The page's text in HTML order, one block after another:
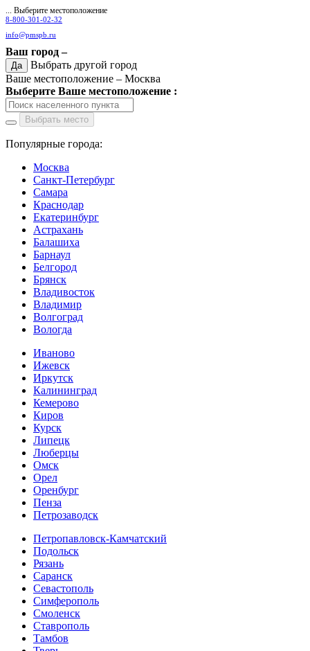
... Выберите местоположение
8-800-301-02-32
info@pmspb.ru
Ваш город –
Да
Выбрать другой город
Ваше местоположение – Москва
Выберите Ваше местоположение :
Выбрать место
Популярные города:
Москва
Санкт-Петербург
Самара
Краснодар
Екатеринбург
Астрахань
Балашиха
Барнаул
Белгород
Брянск
Владивосток
Владимир
Волгоград
Вологда
Иваново
Ижевск
Иркутск
Калининград
Кемерово
Киров
Курск
Липецк
Люберцы
Омск
Орел
Оренбург
Пенза
Петрозаводск
Петропавловск-Камчатский
Подольск
Рязань
Саранск
Севастополь
Симферополь
Смоленск
Ставрополь
Тамбов